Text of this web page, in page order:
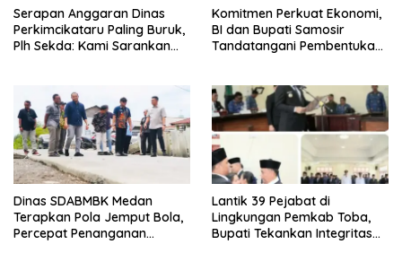
Serapan Anggaran Dinas
Perkimcikataru Paling Buruk,
Plh Sekda: Kami Sarankan
Komitmen Perkuat Ekonomi,
BI dan Bupati Samosir
Tandatangani Pembentukan
Dinas SDABMBK Medan
Terapkan Pola Jemput Bola,
Percepat Penanganan
Lantik 39 Pejabat di
Lingkungan Pemkab Toba,
Bupati Tekankan Integritas